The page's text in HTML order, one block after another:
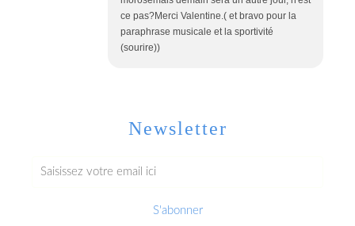
ce pas?Merci Valentine.( et bravo pour la
paraphrase musicale et la sportivité
(sourire))
Newsletter